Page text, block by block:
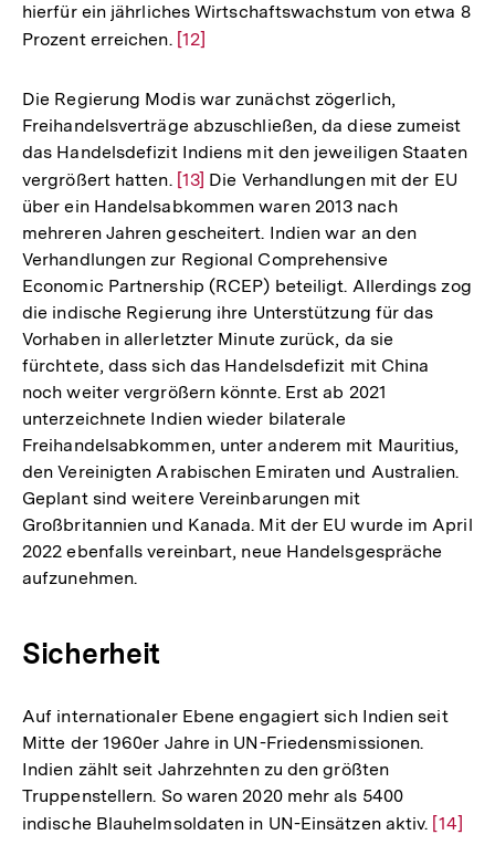
hierfür ein jährliches Wirtschaftswachstum von etwa 8
Prozent erreichen. Zur
der
Fußnote
[12]
Die Regierung Modis war zunächst zögerlich,
Freihandelsverträge abzuschließen, da diese zumeist
das Handelsdefizit Indiens mit den jeweiligen Staaten
vergrößert hatten. Zur
Auflösung
der
Fußnote
[13] Die Verhandlungen mit der EU
über ein Handelsabkommen waren 2013 nach
mehreren Jahren gescheitert. Indien war an den
Verhandlungen zur Regional Comprehensive
Economic Partnership (RCEP) beteiligt. Allerdings zog
die indische Regierung ihre Unterstützung für das
Vorhaben in allerletzter Minute zurück, da sie
fürchtete, dass sich das Handelsdefizit mit China
noch weiter vergrößern könnte. Erst ab 2021
unterzeichnete Indien wieder bilaterale
Freihandelsabkommen, unter anderem mit Mauritius,
den Vereinigten Arabischen Emiraten und Australien.
Geplant sind weitere Vereinbarungen mit
Großbritannien und Kanada. Mit der EU wurde im April
2022 ebenfalls vereinbart, neue Handelsgespräche
aufzunehmen.
Sicherheit
Auf internationaler Ebene engagiert sich Indien seit
Mitte der 1960er Jahre in UN-Friedensmissionen.
Indien zählt seit Jahrzehnten zu den größten
Truppenstellern. So waren 2020 mehr als 5400
indische Blauhelmsoldaten in UN-Einsätzen aktiv. Zur
[14]